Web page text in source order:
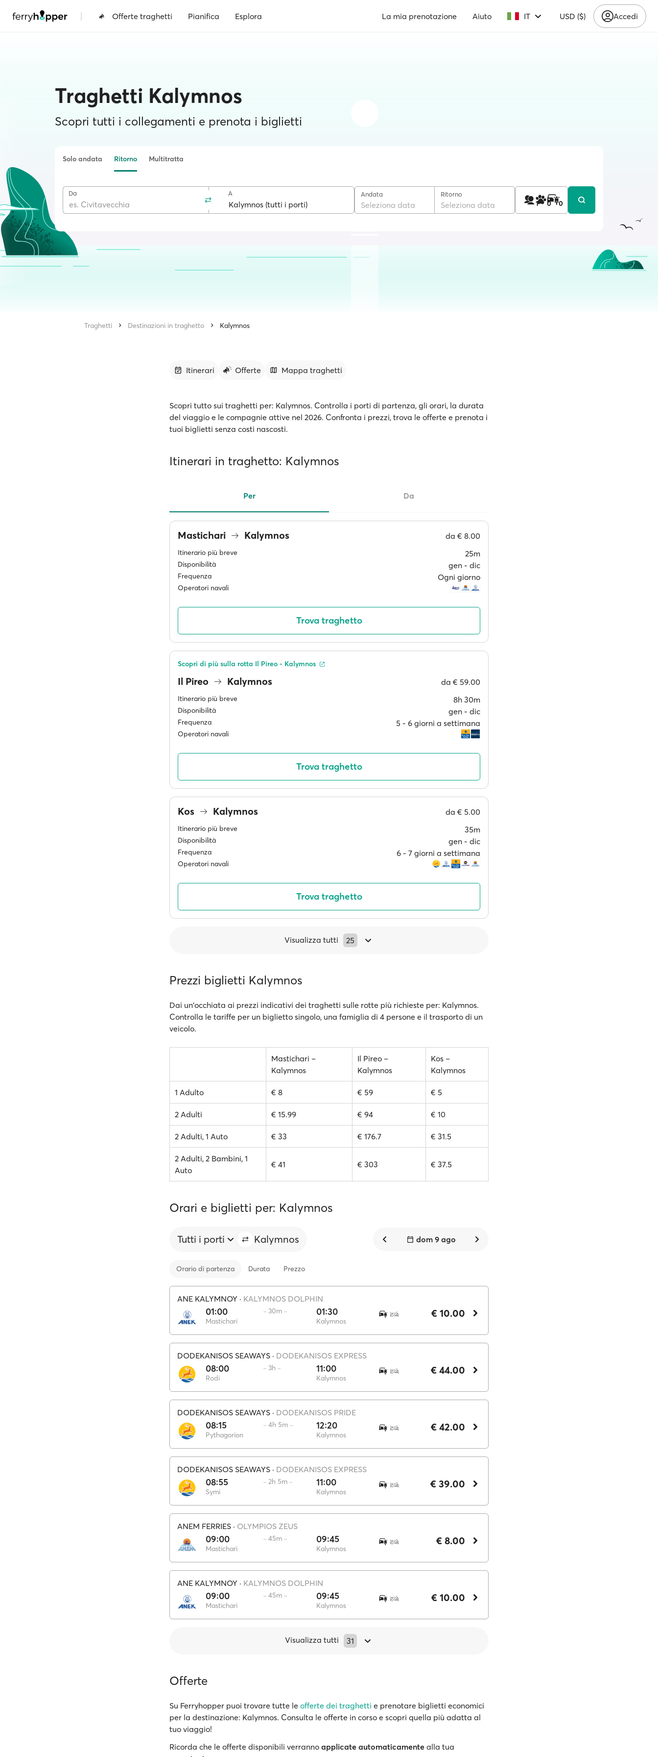
| Offerte traghetti Pianifica Esplora La mia prenotazione Aiuto IT USD ($) Accedi
Traghetti Kalymnos
Scopri tutti i collegamenti e prenota i biglietti
Solo andata Ritorno Multitratta
Da A Andata
Seleziona data
Ritorno
Seleziona data 1 0 0
Traghetti Destinazioni in traghetto Kalymnos
Itinerari Offerte Mappa traghetti
Scopri tutto sui traghetti per: Kalymnos. Controlla i porti di partenza, gli orari, la durata
del viaggio e le compagnie attive nel 2026. Confronta i prezzi, trova le offerte e prenota i
tuoi biglietti senza costi nascosti.
Itinerari in traghetto: Kalymnos
Per Da
Mastichari Kalymnos da € 8.00
Itinerario più breve 25m
Disponibilità gen ‐ dic
Frequenza Ogni giorno
Operatori navali
Trova traghetto
Il Pireo Kalymnos da € 59.00
Itinerario più breve 8h 30m
Disponibilità gen ‐ dic
Frequenza 5 ‐ 6 giorni a settimana
Operatori navali
Scopri di più sulla rotta Il Pireo - Kalymnos
Trova traghetto
Kos Kalymnos da € 5.00
Itinerario più breve 35m
Disponibilità gen ‐ dic
Frequenza 6 ‐ 7 giorni a settimana
Operatori navali
Trova traghetto
Visualizza tutti 25
Prezzi biglietti Kalymnos
Dai un'occhiata ai prezzi indicativi dei traghetti sulle rotte più richieste per: Kalymnos.
Controlla le tariffe per un biglietto singolo, una famiglia di 4 persone e il trasporto di un
veicolo.
Mastichari –
Kalymnos
Il Pireo –
Kalymnos
Kos –
Kalymnos
1 Adulto € 8 € 59 € 5
2 Adulti € 15.99 € 94 € 10
2 Adulti, 1 Auto € 33 € 176.7 € 31.5
2 Adulti, 2 Bambini, 1
Auto
€ 41 € 303 € 37.5
Orari e biglietti per: Kalymnos
Tutti i porti Kalymnos dom 9 ago
Orario di partenza Durata Prezzo
ANE KALYMNOY · KALYMNOS DOLPHIN
01:00
Mastichari
·· 30m ·· 01:30
Kalymnos
€ 10.00
DODEKANISOS SEAWAYS · DODEKANISOS EXPRESS
08:00
Rodi
·· 3h ·· 11:00
Kalymnos
€ 44.00
DODEKANISOS SEAWAYS · DODEKANISOS PRIDE
08:15
Pythagorion
·· 4h 5m ·· 12:20
Kalymnos
€ 42.00
DODEKANISOS SEAWAYS · DODEKANISOS EXPRESS
08:55
Symi
·· 2h 5m ·· 11:00
Kalymnos
€ 39.00
ANEM FERRIES · OLYMPIOS ZEUS
09:00
Mastichari
·· 45m ·· 09:45
Kalymnos
€ 8.00
ANE KALYMNOY · KALYMNOS DOLPHIN
09:00
Mastichari
·· 45m ·· 09:45
Kalymnos
€ 10.00
Visualizza tutti 31
Offerte
Su Ferryhopper puoi trovare tutte le offerte dei traghetti e prenotare biglietti economici
per la destinazione: Kalymnos. Consulta le offerte in corso e scopri quella più adatta al
tuo viaggio!
Ricorda che le offerte disponibili verranno applicate automaticamente alla tua